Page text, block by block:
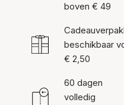
boven € 49
beschikbaar
€ 2,50
60 dagen
volledig